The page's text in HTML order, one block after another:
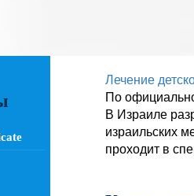
Лечение
По
В Израиле
израильских
проходит в